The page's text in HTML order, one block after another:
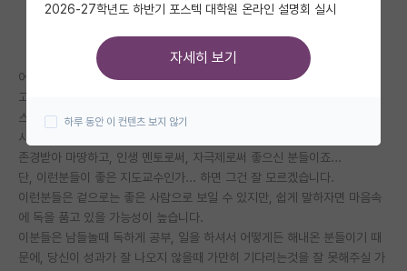
미국 유학 게시판
미국 대학원 합격 후기 게시판
대학원 합격 후기 게시판
연구실(PI) 홍보 게시판
석박사 채용 정보 게시판
임용 정보 게시판
어렸을때부터 집안의 가난 등 공부하는데 역경이 많았다던가
고졸로 일하다가 뒤늦게 지방 어디 사립대가서 spk석사 찍고 미국 탑티어
스쿨에서 박사를 하다 오셨다던가
사실 이런 분들은 인생에서 가까이 할만한 사람들입니다. 정말 대단하시고,
존경받아 마땅하고, 인생 멘토로써, 자극제로써 좋으신 분들이죠...
단, 이런분들이 좋은 지도교수인가... 하면 그건 잘 모르겠습니다.
이런분들은 겉으로는 좋은 사람으로 보일 수 있지만, 쉽게 말하자면 마음속
에 독을 품고 있을 가능성이 높습니다.
이분들은 남들놀때 독하게 공부, 일을 하셔서 어떻게든 해내온 분들이기 때
문에, 당신이 성과가 잘 나오지 않을때 가만히 기다리는것을 잘 못해주실 가
2026-27학년도 하반기 포스텍 대학원 온라인 설명회 실시
자세히 보기
하루 동안 이 컨텐츠 보지 않기